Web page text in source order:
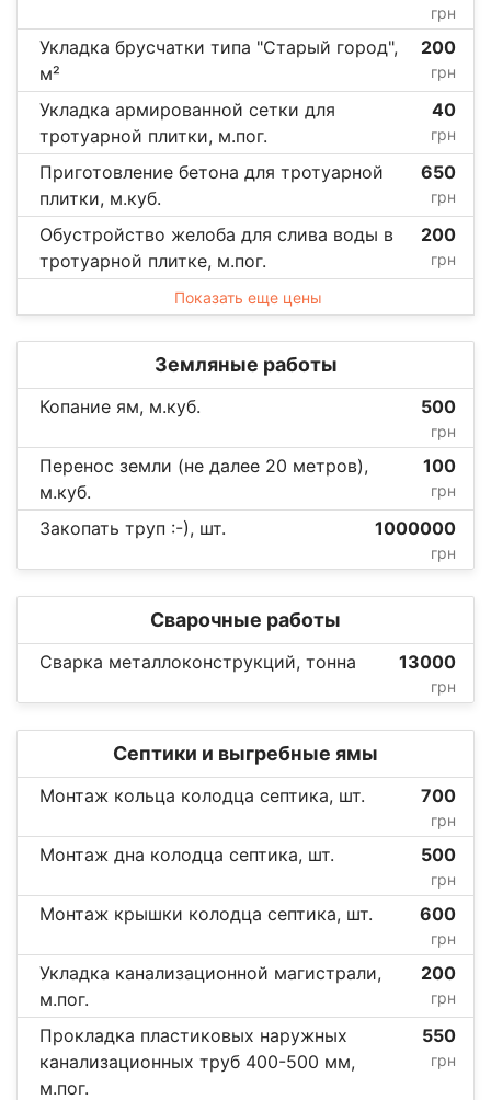
грн
Укладка брусчатки типа "Старый город",
м²
200
грн
Укладка армированной сетки для
тротуарной плитки, м.пог.
40
грн
Приготовление бетона для тротуарной
плитки, м.куб.
650
грн
Обустройство желоба для слива воды в
тротуарной плитке, м.пог.
200
грн
Показать еще цены
Земляные работы
Копание ям, м.куб. 500
грн
Перенос земли (не далее 20 метров),
м.куб.
100
грн
Закопать труп :-), шт. 1000000
грн
Сварочные работы
Сварка металлоконструкций, тонна 13000
грн
Септики и выгребные ямы
Монтаж кольца колодца септика, шт. 700
грн
Монтаж дна колодца септика, шт. 500
грн
Монтаж крышки колодца септика, шт. 600
грн
Укладка канализационной магистрали,
м.пог.
200
грн
Прокладка пластиковых наружных
канализационных труб 400-500 мм,
м.пог.
550
грн